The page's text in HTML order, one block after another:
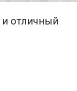
и отличный